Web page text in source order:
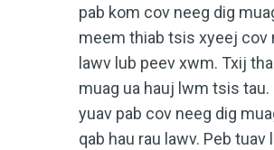
pab kom cov neeg dig
meem thiab tsis xyeej cov
lawv lub peev xwm. Txij
muag ua hauj lwm tsis
yuav pab cov neeg dig
qab hau rau lawv. Peb